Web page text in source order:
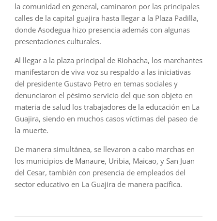
la comunidad en general, caminaron por las principales
calles de la capital guajira hasta llegar a la Plaza Padilla,
donde Asodegua hizo presencia además con algunas
presentaciones culturales.
Al llegar a la plaza principal de Riohacha, los marchantes
manifestaron de viva voz su respaldo a las iniciativas
del presidente Gustavo Petro en temas sociales y
denunciaron el pésimo servicio del que son objeto en
materia de salud los trabajadores de la educación en La
Guajira, siendo en muchos casos víctimas del paseo de
la muerte.
De manera simultánea, se llevaron a cabo marchas en
los municipios de Manaure, Uribia, Maicao, y San Juan
del Cesar, también con presencia de empleados del
sector educativo en La Guajira de manera pacífica.